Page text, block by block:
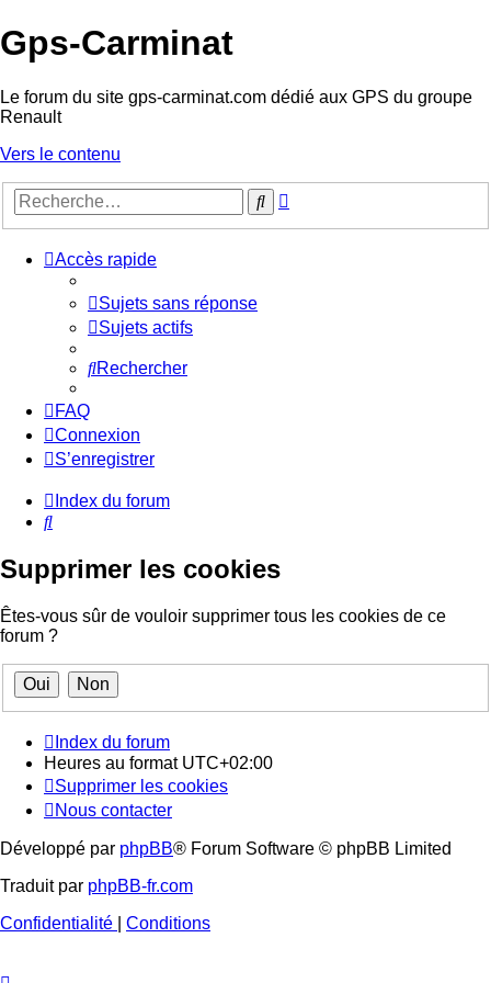
Gps-Carminat
Le forum du site gps-carminat.com dédié aux GPS du groupe
Renault
Vers le contenu
Rechercher
Accès rapide
Sujets sans réponse
Sujets actifs
Rechercher
FAQ
Connexion
S’enregistrer
Index du forum
Rechercher
Supprimer les cookies
Êtes-vous sûr de vouloir supprimer tous les cookies de ce
forum ?
Index du forum
Heures au format UTC+02:00
Supprimer les cookies
Nous contacter
Développé par phpBB® Forum Software © phpBB Limited
Traduit par phpBB-fr.com
Confidentialité
Conditions